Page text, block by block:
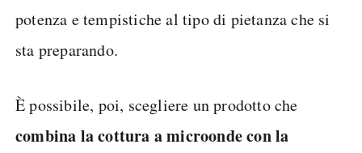
potenza e tempistiche al tipo di pietanza che si
sta preparando.
È possibile, poi, scegliere un prodotto che
combina la cottura a microonde con la